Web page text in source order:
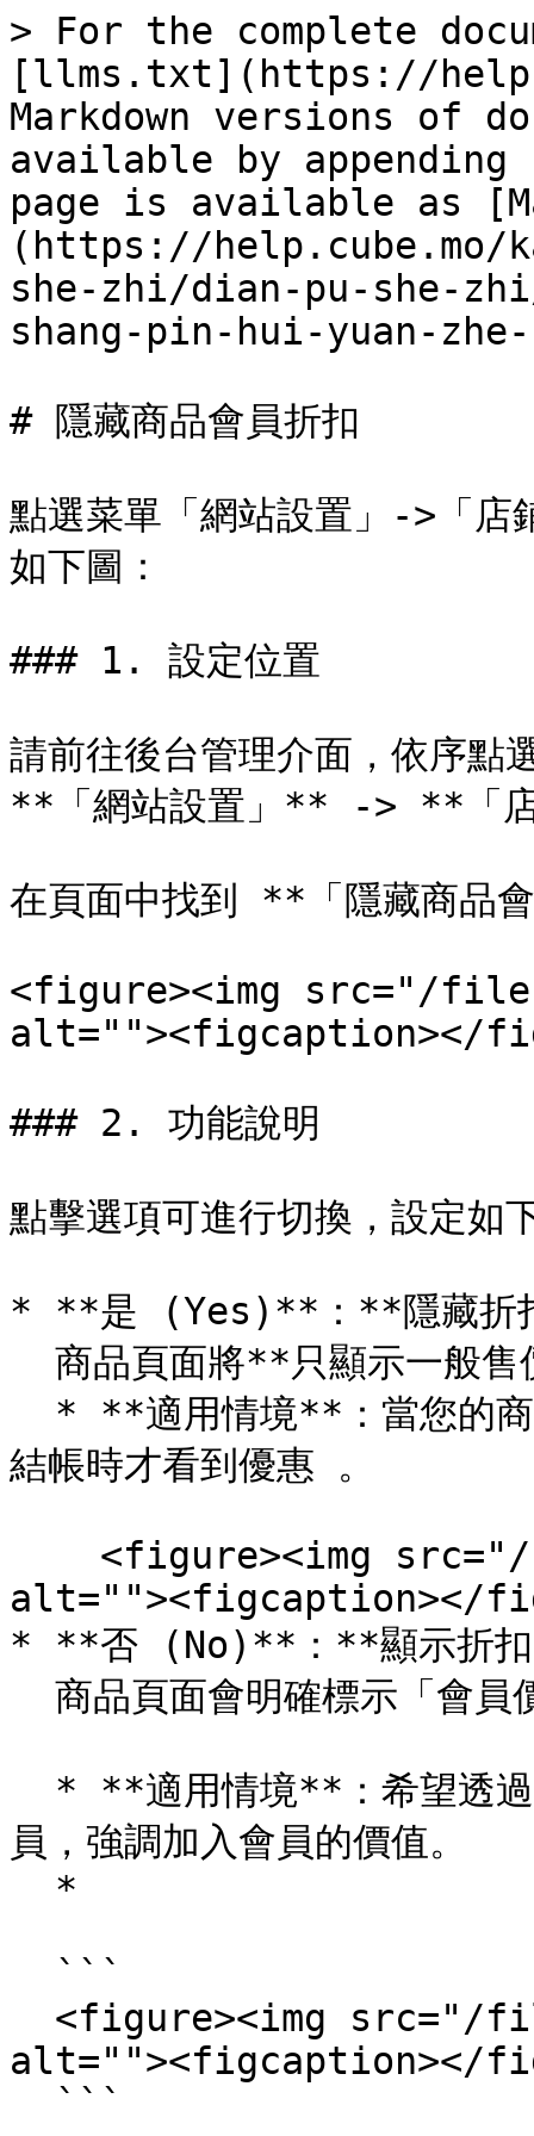
> For the complete
[llms.txt](https://
Markdown versions of
available by
page is available as
(https://help.cube.mo/
she-zhi/dian-pu-she-
shang-pin-hui-yuan-
# 隱藏商品會員折扣
點選菜單「網站設置」->「店
如下圖：
### 1. 設定位置
請前往後台管理介面，依序點
**「網站設置」** -> **「
在頁面中找到 **「隱藏商品
<figure><img src="/files/
alt=""><figcaption></
### 2. 功能說明
點擊選項可進行切換，設定如
* **是 (Yes)**：**隱藏折
結帳時才看到優惠 。
alt=""><figcaption></
* **否 (No)**：**顯示折扣
員，強調加入會員的價值。
alt=""><figcaption></